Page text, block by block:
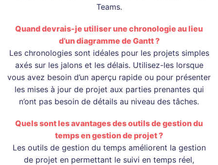
Teams.
Quand devrais-je utiliser une chronologie au lieu
d’un diagramme de Gantt ?
Les chronologies sont idéales pour les projets simples
axés sur les jalons et les délais. Utilisez-les lorsque
vous avez besoin d’un aperçu rapide ou pour présenter
les mises à jour de projet aux parties prenantes qui
n’ont pas besoin de détails au niveau des tâches.
Quels sont les avantages des outils de gestion du
temps en gestion de projet ?
Les outils de gestion du temps améliorent la gestion
de projet en permettant le suivi en temps réel,